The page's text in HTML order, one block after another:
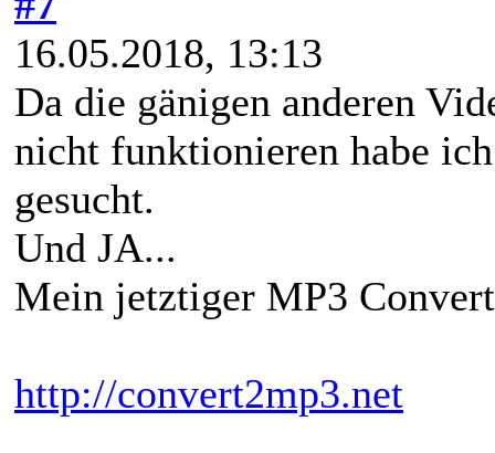
16.05.2018, 13:13
Da die gänigen anderen
nicht funktionieren habe
gesucht.
Und JA...
Mein jetztiger MP3
http://convert2mp3.net